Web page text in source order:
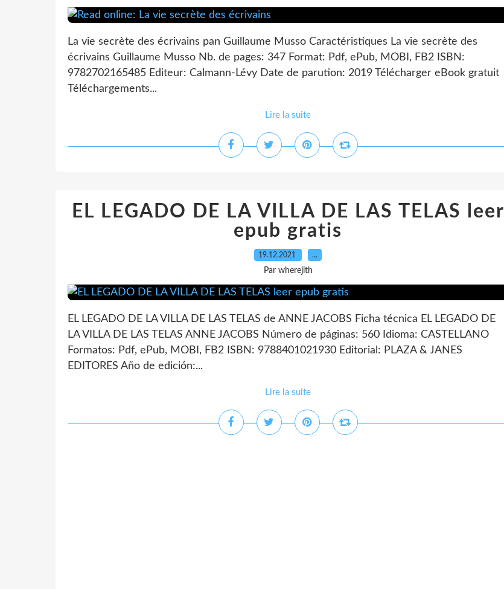
La vie secrète des écrivains pan Guillaume Musso Caractéristiques La vie secrète des
écrivains Guillaume Musso Nb. de pages: 347 Format: Pdf, ePub, MOBI, FB2 ISBN:
9782702165485 Editeur: Calmann-Lévy Date de parution: 2019 Télécharger eBook gratuit
Téléchargements...
Lire la suite
EL LEGADO DE LA VILLA DE LAS TELAS leer
epub gratis
19.12.2021 …
Par wherejith
EL LEGADO DE LA VILLA DE LAS TELAS de ANNE JACOBS Ficha técnica EL LEGADO DE
LA VILLA DE LAS TELAS ANNE JACOBS Número de páginas: 560 Idioma: CASTELLANO
Formatos: Pdf, ePub, MOBI, FB2 ISBN: 9788401021930 Editorial: PLAZA & JANES
EDITORES Año de edición:...
Lire la suite